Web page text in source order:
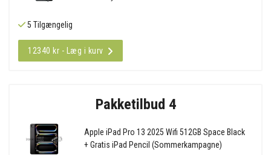
5 Tilgængelig
12340 kr - Læg i kurv
Pakketilbud 4
Apple iPad Pro 13 2025 Wifi 512GB Space Black
+ Gratis iPad Pencil (Sommerkampagne)